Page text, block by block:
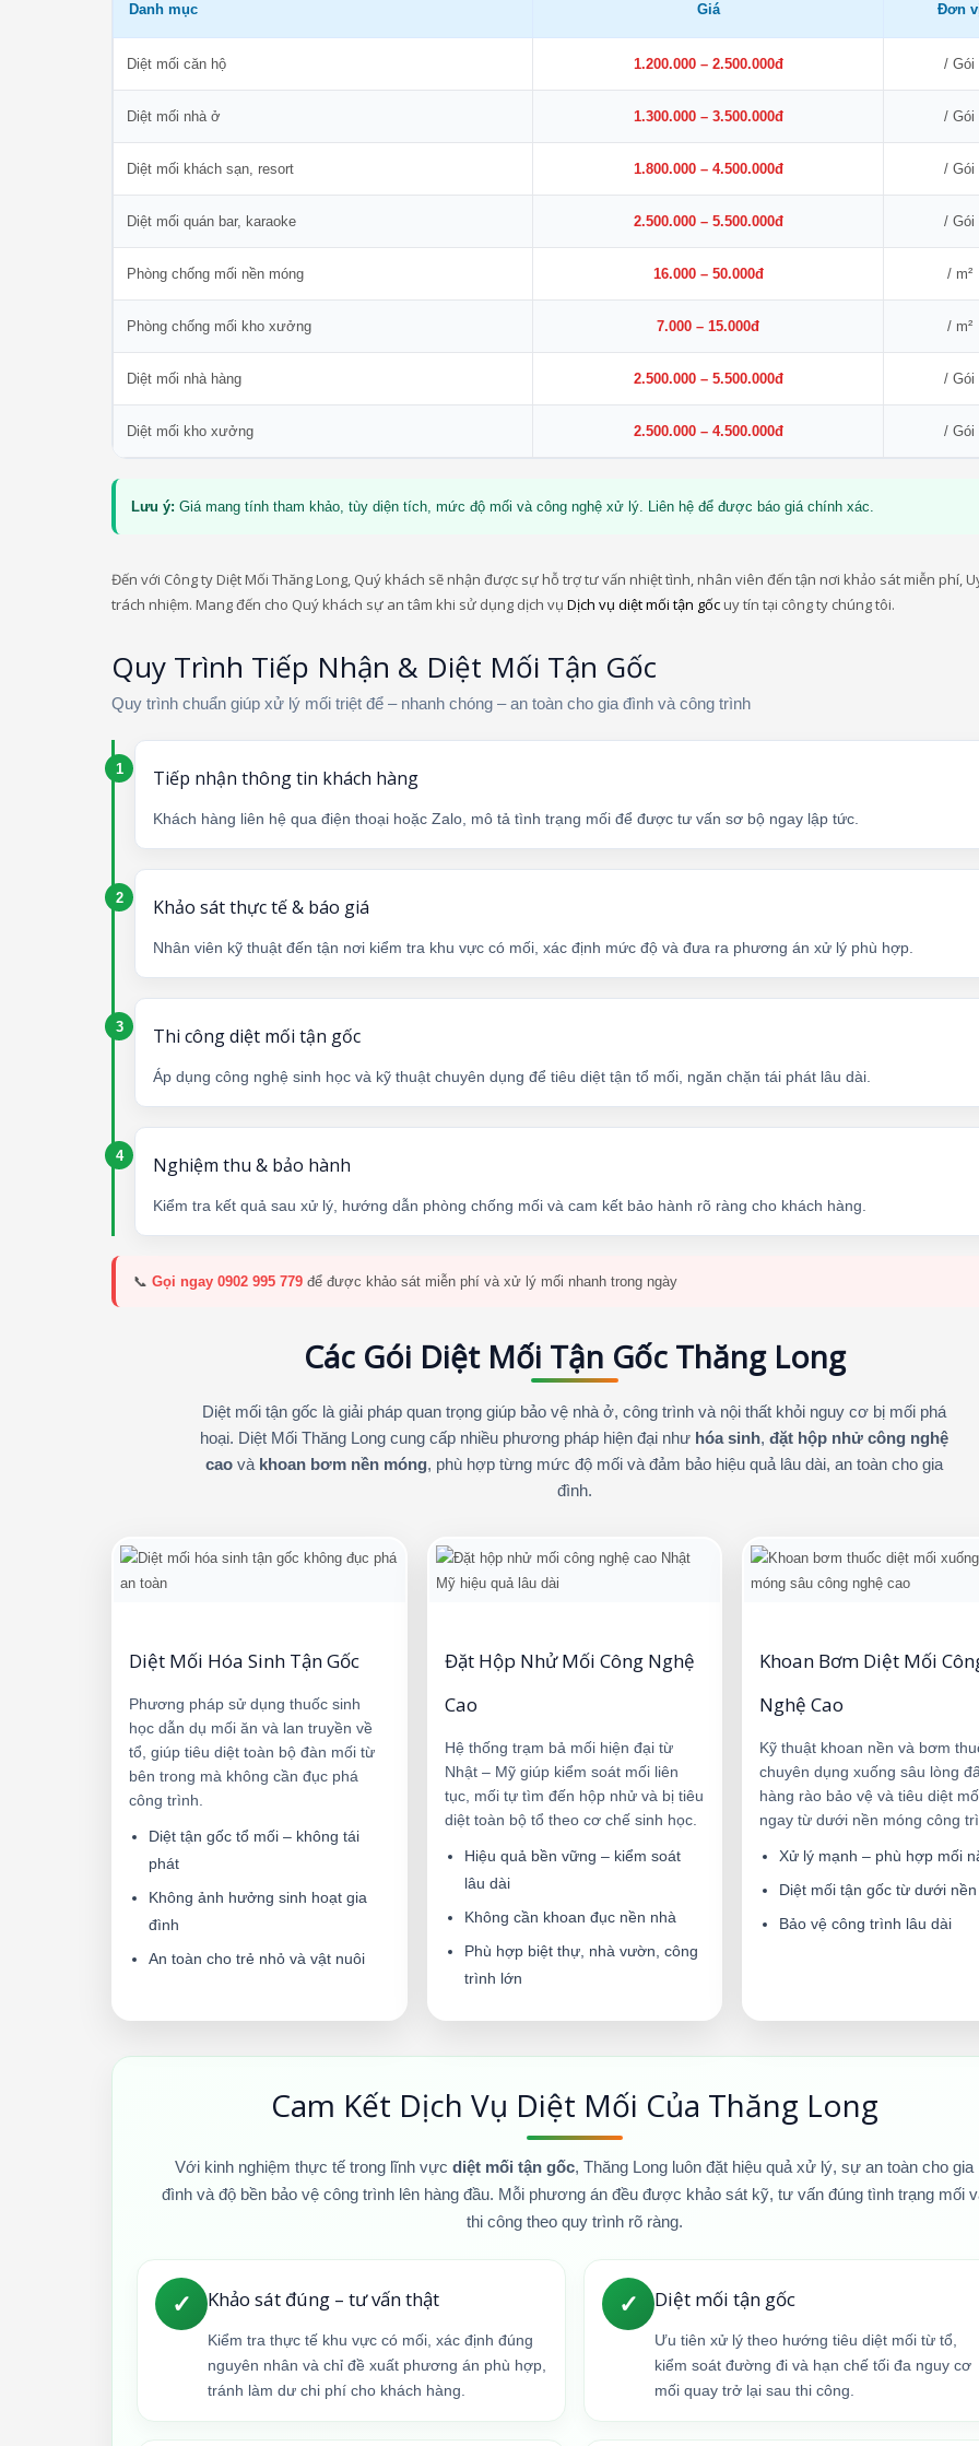
Danh mục Giá Đơn
Diệt mối căn hộ 1.200.000 – 2.500.000đ / Gói
Diệt mối nhà ở 1.300.000 – 3.500.000đ / Gói
Diệt mối khách sạn, resort 1.800.000 – 4.500.000đ / Gói
Diệt mối quán bar, karaoke 2.500.000 – 5.500.000đ / Gói
Phòng chống mối nền móng 16.000 – 50.000đ / m²
Phòng chống mối kho xưởng 7.000 – 15.000đ / m²
Diệt mối nhà hàng 2.500.000 – 5.500.000đ / Gói
Diệt mối kho xưởng 2.500.000 – 4.500.000đ / Gói
Lưu ý: Giá mang tính tham khảo, tùy diện tích, mức độ mối và công nghệ xử lý. Liên hệ để được báo giá chính xác.
Đến với Công ty Diệt Mối Thăng Long, Quý khách sẽ nhận được sự hỗ trợ tư vấn nhiệt tình, nhân viên đến tận nơi khảo sát miễn phí,
trách nhiệm. Mang đến cho Quý khách sự an tâm khi sử dụng dịch vụ Dịch vụ diệt mối tận gốcuy tín tại công ty chúng tôi.
Quy Trình Tiếp Nhận & Diệt Mối Tận Gốc
Quy trình chuẩn giúp xử lý mối triệt để – nhanh chóng – an toàn cho gia đình và công trình
Tiếp nhận thông tin khách hàng
Khách hàng liên hệ qua điện thoại hoặc Zalo, mô tả tình trạng mối để được tư vấn sơ bộ ngay lập tức.
Khảo sát thực tế & báo giá
Nhân viên kỹ thuật đến tận nơi kiểm tra khu vực có mối, xác định mức độ và đưa ra phương án xử lý phù hợp.
Thi công diệt mối tận gốc
Áp dụng công nghệ sinh học và kỹ thuật chuyên dụng để tiêu diệt tận tổ mối, ngăn chặn tái phát lâu dài.
Nghiệm thu & bảo hành
Kiểm tra kết quả sau xử lý, hướng dẫn phòng chống mối và cam kết bảo hành rõ ràng cho khách hàng.
📞 Gọi ngay 0902 995 779 để được khảo sát miễn phí và xử lý mối nhanh trong ngày
Các Gói Diệt Mối Tận Gốc Thăng Long
Diệt mối tận gốc là giải pháp quan trọng giúp bảo vệ nhà ở, công trình và nội thất khỏi nguy cơ bị mối phá
hoại. Diệt Mối Thăng Long cung cấp nhiều phương pháp hiện đại như hóa sinh,đặt hộp nhử công nghệ
cao và khoan bơm nền móng, phù hợp từng mức độ mối và đảm bảo hiệu quả lâu dài, an toàn cho gia
đình.
Diệt Mối Hóa Sinh Tận Gốc
Phương pháp sử dụng thuốc sinh
học dẫn dụ mối ăn và lan truyền về
tổ, giúp tiêu diệt toàn bộ đàn mối từ
bên trong mà không cần đục phá
công trình.
Diệt tận gốc tổ mối – không tái
phát
Không ảnh hưởng sinh hoạt gia
đình
An toàn cho trẻ nhỏ và vật nuôi
Đặt Hộp Nhử Mối Công Nghệ
Cao
Hệ thống trạm bả mối hiện đại từ
Nhật – Mỹ giúp kiểm soát mối liên
tục, mối tự tìm đến hộp nhử và bị tiêu
diệt toàn bộ tổ theo cơ chế sinh học.
Hiệu quả bền vững – kiểm soát
lâu dài
Không cần khoan đục nền nhà
Phù hợp biệt thự, nhà vườn, công
trình lớn
Khoan Bơm Diệt Mối
Nghệ Cao
Kỹ thuật khoan nền và bơm
chuyên dụng xuống sâu lòng
hàng rào bảo vệ và tiêu diệt
ngay từ dưới nền móng công
Xử lý mạnh – phù hợp mối
Diệt mối tận gốc từ dưới nền
Bảo vệ công trình lâu dài
Cam Kết Dịch Vụ Diệt Mối Của Thăng Long
Với kinh nghiệm thực tế trong lĩnh vựcdiệt mối tận gốc, Thăng Long luôn đặt hiệu quả xử lý, sự an toàn cho gia
đình và độ bền bảo vệ công trình lên hàng đầu. Mỗi phương án đều được khảo sát kỹ, tư vấn đúng tình trạng mối
thi công theo quy trình rõ ràng.
✓ Khảo sát đúng – tư vấn thật
Kiểm tra thực tế khu vực có mối, xác định đúng
nguyên nhân và chỉ đề xuất phương án phù hợp,
tránh làm dư chi phí cho khách hàng.
✓ Diệt mối tận gốc
Ưu tiên xử lý theo hướng tiêu diệt mối từ tổ,
kiểm soát đường đi và hạn chế tối đa nguy cơ
mối quay trở lại sau thi công.